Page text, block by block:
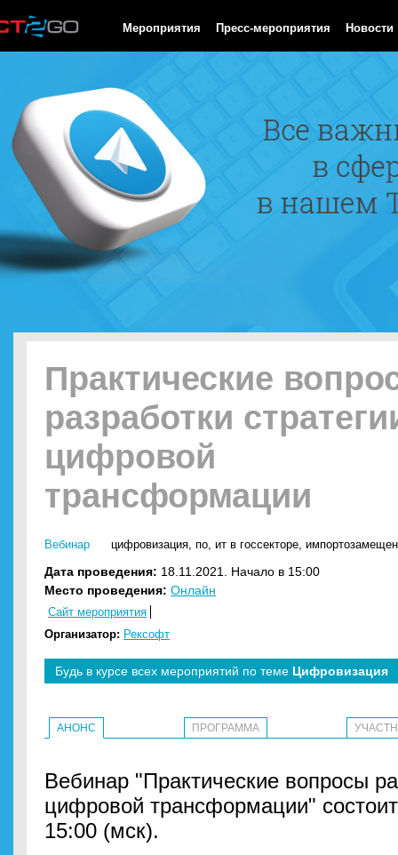
Мероприятия Пресс-мероприятия Новости
Практические
разработки
цифровой
трансформации
Вебинар цифровизация, по, ит в госсекторе,
Дата проведения: 18.11.2021. Начало в 15:00
Место проведения: Онлайн
Сайт мероприятия
Организатор: Рексофт
Будь в курсе всех мероприятий по теме Цифровизация
АНОНС ПРОГРАММА
Вебинар "Практические вопросы
цифровой трансформации"
15:00 (мск).